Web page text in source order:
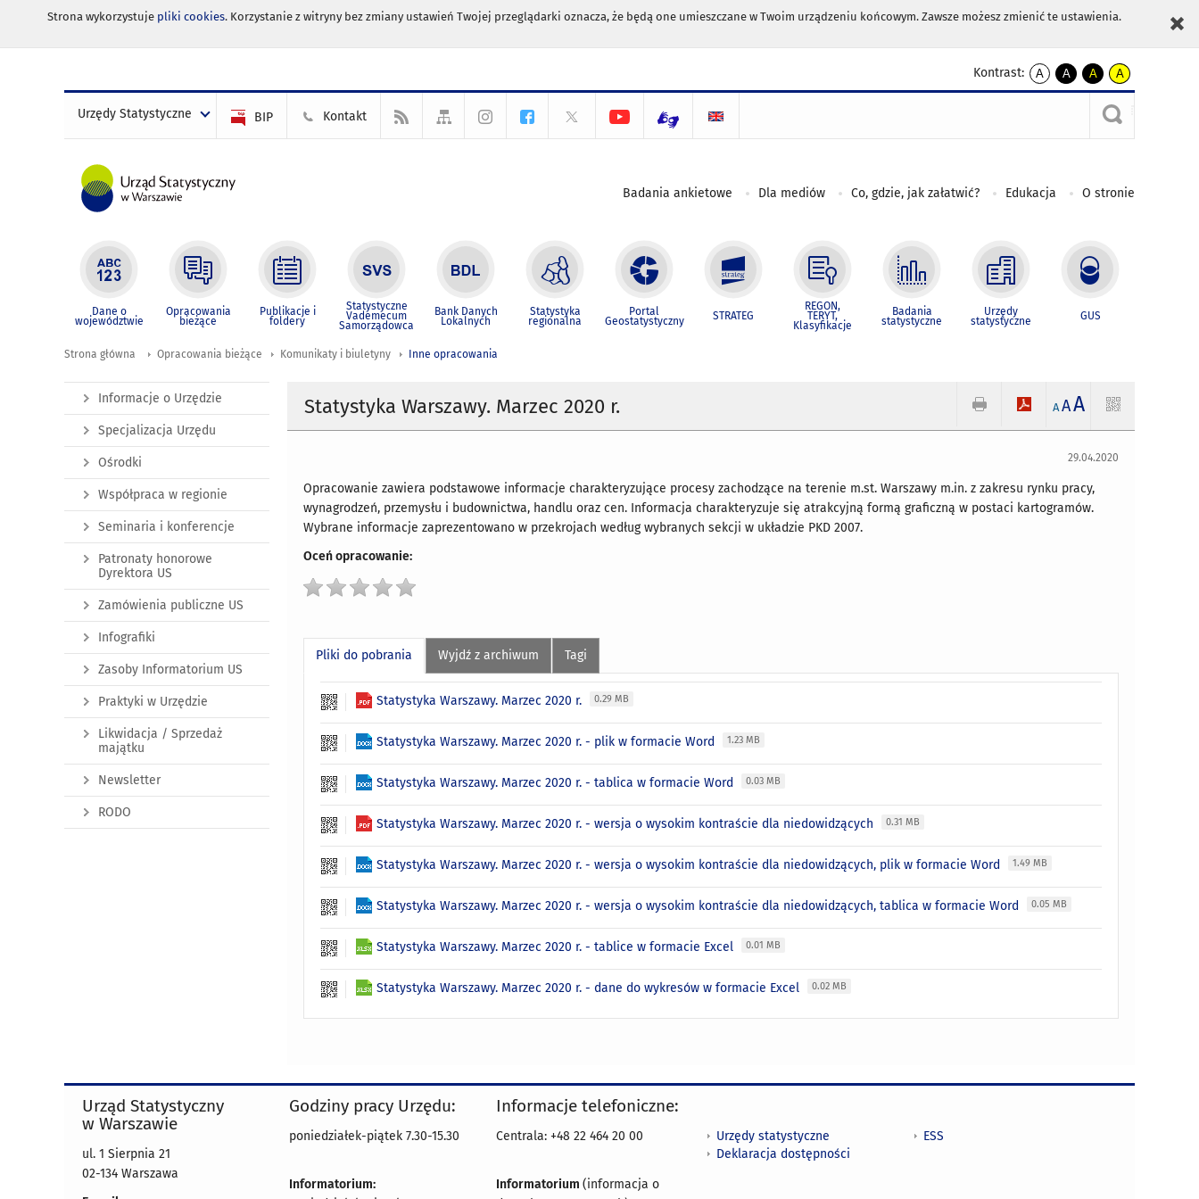
Strona wykorzystuje pliki cookies. Korzystanie z witryny bez zmiany ustawień Twojej przeglądarki oznacza, że będą one umieszczane w Twoim urządzeniu końcowym. Zawsze możesz zmienić te ustawienia.
Kontrast:
A
kontrast
A
kontrast
czarnym
A
kontrast
żółty
tekst
czarnym
A
kontrast
czarny
tekst
żółtym
Urzędy Statystyczne BIP Kontakt
Badania ankietowe Dla mediów Co, gdzie, jak załatwić? Edukacja O stronie
Dane o
województwie
Opracowania
bieżące
Publikacje i
foldery
Statystyczne
Vademecum
Samorządowca
Bank Danych
Lokalnych
Statystyka
regionalna
Portal
Geostatystyczny STRATEG
REGON,
TERYT,
Klasyfikacje
Badania
statystyczne
Urzędy
statystyczne GUS
Strona główna Opracowania bieżące Komunikaty i biuletyny Inne opracowania
Statystyka Warszawy. Marzec 2020 r. A AA
29.04.2020
Opracowanie zawiera podstawowe informacje charakteryzujące procesy zachodzące na terenie m.st. Warszawy m.in. z zakresu rynku pracy,
wynagrodzeń, przemysłu i budownictwa, handlu oraz cen. Informacja charakteryzuje się atrakcyjną formą graficzną w postaci kartogramów.
Wybrane informacje zaprezentowano w przekrojach według wybranych sekcji w układzie PKD 2007.
Oceń opracowanie:
Pliki do pobrania Wyjdź z archiwum Tagi
Statystyka Warszawy. Marzec 2020 r. 0.29 MB
Statystyka Warszawy. Marzec 2020 r. - plik w formacie Word 1.23 MB
Statystyka Warszawy. Marzec 2020 r. - tablica w formacie Word 0.03 MB
Statystyka Warszawy. Marzec 2020 r. - wersja o wysokim kontraście dla niedowidzących 0.31 MB
Statystyka Warszawy. Marzec 2020 r. - wersja o wysokim kontraście dla niedowidzących, plik w formacie Word 1.49 MB
Statystyka Warszawy. Marzec 2020 r. - wersja o wysokim kontraście dla niedowidzących, tablica w formacie Word 0.05 MB
Statystyka Warszawy. Marzec 2020 r. - tablice w formacie Excel 0.01 MB
Statystyka Warszawy. Marzec 2020 r. - dane do wykresów w formacie Excel 0.02 MB
Informacje o Urzędzie
Specjalizacja Urzędu
Ośrodki
Współpraca w regionie
Seminaria i konferencje
Patronaty honorowe
Dyrektora US
Zamówienia publiczne US
Infografiki
Zasoby Informatorium US
Praktyki w Urzędzie
Likwidacja / Sprzedaż
majątku
Newsletter
RODO
Urząd Statystyczny
w Warszawie
ul. 1 Sierpnia 21
02-134 Warszawa
Godziny pracy Urzędu:
poniedziałek-piątek 7.30-15.30
Informatorium:
Informacje telefoniczne:
Centrala: +48 22 464 20 00
Informatorium (informacja o
Urzędy statystyczne
Deklaracja dostępności
ESS